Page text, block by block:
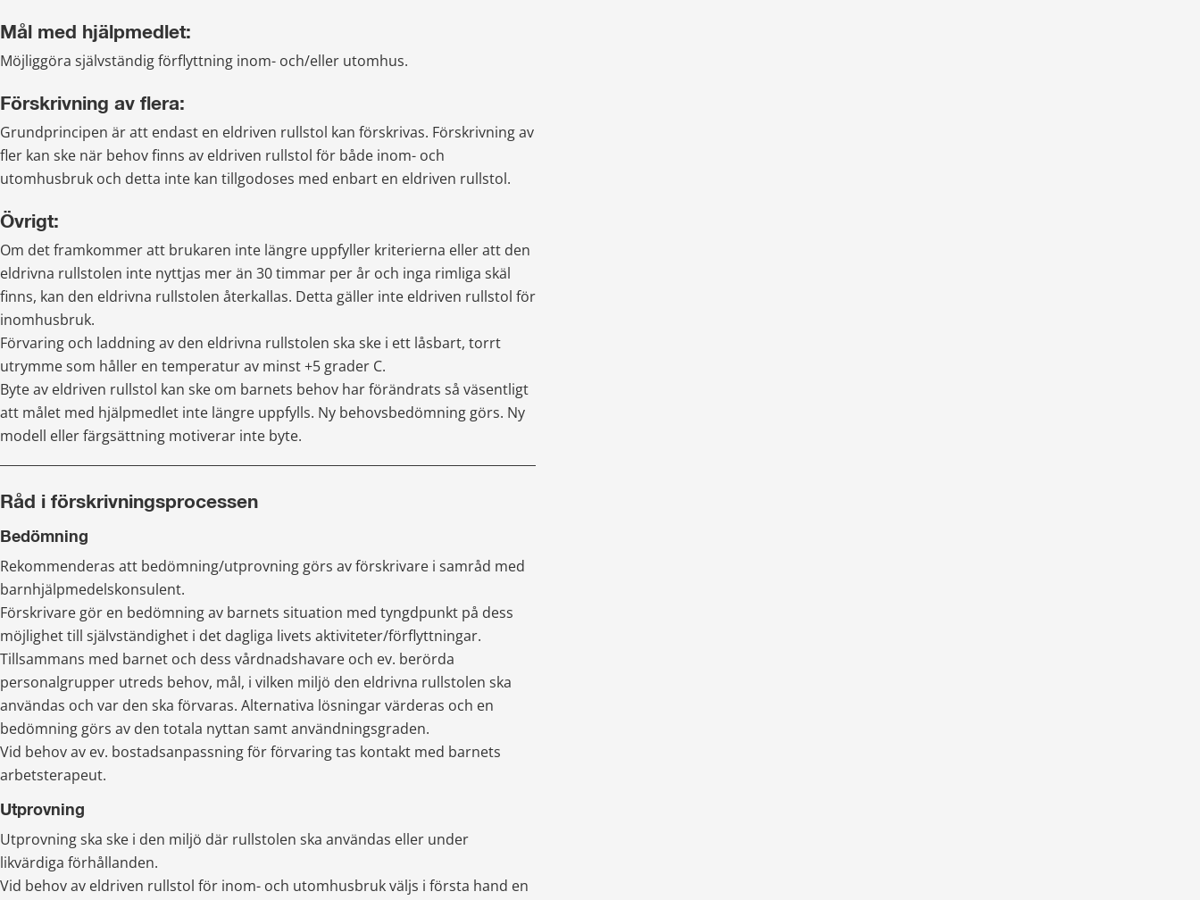
Mål med hjälpmedlet:
Möjliggöra självständig förflyttning inom- och/eller utomhus.
Förskrivning av flera:
Grundprincipen är att endast en eldriven rullstol kan förskrivas. Förskrivning av
fler kan ske när behov finns av eldriven rullstol för både inom- och
utomhusbruk och detta inte kan tillgodoses med enbart en eldriven rullstol.
Övrigt:
Om det framkommer att brukaren inte längre uppfyller kriterierna eller att den
eldrivna rullstolen inte nyttjas mer än 30 timmar per år och inga rimliga skäl
finns, kan den eldrivna rullstolen återkallas. Detta gäller inte eldriven rullstol för
inomhusbruk.
Förvaring och laddning av den eldrivna rullstolen ska ske i ett låsbart, torrt
utrymme som håller en temperatur av minst +5 grader C.
Byte av eldriven rullstol kan ske om barnets behov har förändrats så väsentligt
att målet med hjälpmedlet inte längre uppfylls. Ny behovsbedömning görs. Ny
modell eller färgsättning motiverar inte byte.
Råd i förskrivningsprocessen
Bedömning
Rekommenderas att bedömning/utprovning görs av förskrivare i samråd med
barnhjälpmedelskonsulent.
Förskrivare gör en bedömning av barnets situation med tyngdpunkt på dess
möjlighet till självständighet i det dagliga livets aktiviteter/förflyttningar.
Tillsammans med barnet och dess vårdnadshavare och ev. berörda
personalgrupper utreds behov, mål, i vilken miljö den eldrivna rullstolen ska
användas och var den ska förvaras. Alternativa lösningar värderas och en
bedömning görs av den totala nyttan samt användningsgraden.
Vid behov av ev. bostadsanpassning för förvaring tas kontakt med barnets
arbetsterapeut.
Utprovning
Utprovning ska ske i den miljö där rullstolen ska användas eller under
likvärdiga förhållanden.
Vid behov av eldriven rullstol för inom- och utomhusbruk väljs i första hand en